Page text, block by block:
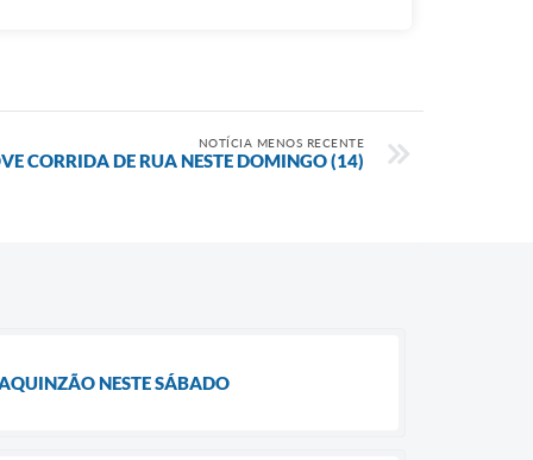
NOTÍCIA MENOS RECENTE
CORRIDA DE RUA NESTE DOMINGO (14)
NESTE SÁBADO